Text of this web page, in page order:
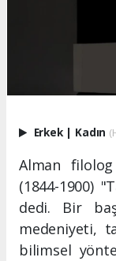
Erkek | Kadın
Alman
(1844-1900)
dedi. Bir
medeniyeti,
bilimsel